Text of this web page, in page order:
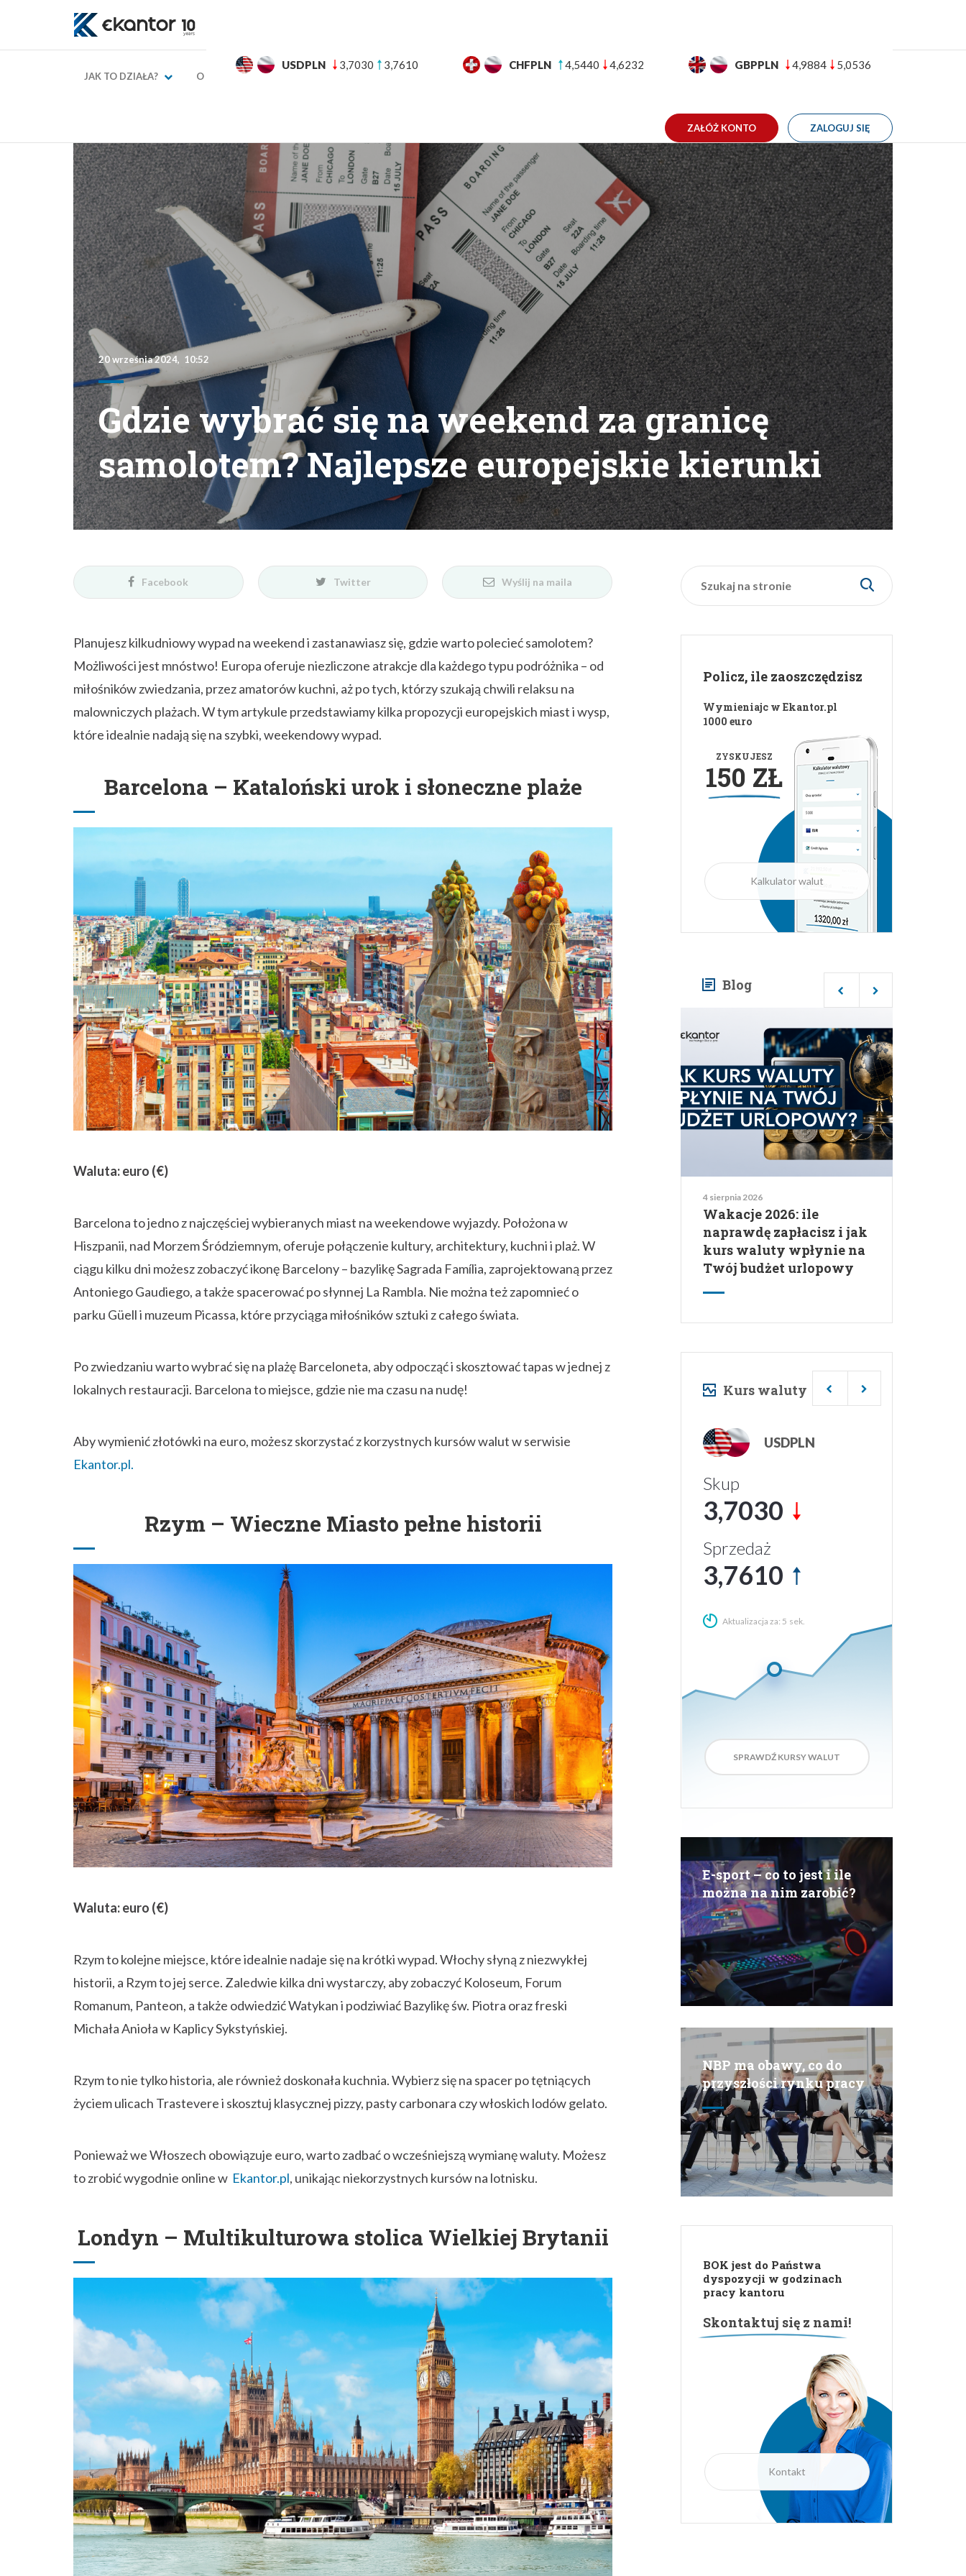
JAK TO DZIAŁA? O NAS KURSY WALUT BLOG FINANSOWY
ZAŁÓŻ KONTO ZALOGUJ SIĘ
USDPLN 3,7030 3,7610 CHFPLN 4,5440 4,6232 GBPPLN 4,9884 5,0536
20 września 2024, 10:52
Gdzie wybrać się na weekend za granicę
samolotem? Najlepsze europejskie kierunki
Facebook Twitter Wyślij na maila
Planujesz kilkudniowy wypad na weekend i zastanawiasz się, gdzie warto polecieć samolotem?
Możliwości jest mnóstwo! Europa oferuje niezliczone atrakcje dla każdego typu podróżnika – od
miłośników zwiedzania, przez amatorów kuchni, aż po tych, którzy szukają chwili relaksu na
malowniczych plażach. W tym artykule przedstawiamy kilka propozycji europejskich miast i wysp,
które idealnie nadają się na szybki, weekendowy wypad.
Barcelona – Kataloński urok i słoneczne plaże
Waluta: euro (€)
Barcelona to jedno z najczęściej wybieranych miast na weekendowe wyjazdy. Położona w
Hiszpanii, nad Morzem Śródziemnym, oferuje połączenie kultury, architektury, kuchni i plaż. W
ciągu kilku dni możesz zobaczyć ikonę Barcelony – bazylikę Sagrada Família, zaprojektowaną przez
Antoniego Gaudiego, a także spacerować po słynnej La Rambla. Nie można też zapomnieć o
parku Güell i muzeum Picassa, które przyciąga miłośników sztuki z całego świata.
Po zwiedzaniu warto wybrać się na plażę Barceloneta, aby odpocząć i skosztować tapas w jednej z
lokalnych restauracji. Barcelona to miejsce, gdzie nie ma czasu na nudę!
Aby wymienić złotówki na euro, możesz skorzystać z korzystnych kursów walut w serwisie
Ekantor.pl.
Rzym – Wieczne Miasto pełne historii
Waluta: euro (€)
Rzym to kolejne miejsce, które idealnie nadaje się na krótki wypad. Włochy słyną z niezwykłej
historii, a Rzym to jej serce. Zaledwie kilka dni wystarczy, aby zobaczyć Koloseum, Forum
Romanum, Panteon, a także odwiedzić Watykan i podziwiać Bazylikę św. Piotra oraz freski
Michała Anioła w Kaplicy Sykstyńskiej.
Rzym to nie tylko historia, ale również doskonała kuchnia. Wybierz się na spacer po tętniących
życiem ulicach Trastevere i skosztuj klasycznej pizzy, pasty carbonara czy włoskich lodów gelato.
Ponieważ we Włoszech obowiązuje euro, warto zadbać o wcześniejszą wymianę waluty. Możesz
to zrobić wygodnie online w Ekantor.pl, unikając niekorzystnych kursów na lotnisku.
Londyn – Multikulturowa stolica Wielkiej Brytanii
Policz, ile zaoszczędzisz
Wymieniajc w Ekantor.pl
1000 euro
ZYSKUJESZ
150 ZŁ
Kalkulator walut
Blog
4 sierpnia 2026
Wakacje 2026: ile
naprawdę zapłacisz i jak
kurs waluty wpłynie na
Twój budżet urlopowy
Kurs waluty
USDPLN
Skup
3,7030
Sprzedaż
3,7610
Aktualizacja za: 3 sek.
SPRAWDŹ KURSY WALUT
E-sport – co to jest i ile
można na nim zarobić?
NBP ma obawy, co do
przyszłości rynku pracy
BOK jest do Państwa
dyspozycji w godzinach
pracy kantoru
Skontaktuj się z nami!
Kontakt